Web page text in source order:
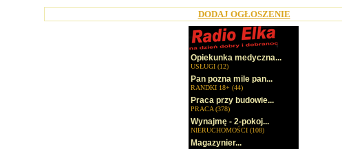
DODAJ OGŁOSZENIE